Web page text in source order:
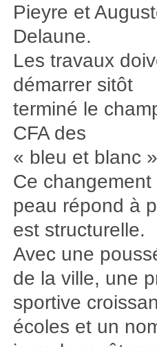
Pieyre et
Delaune.
Les travaux
démarrer sitôt
terminé le
CFA des
« bleu et blanc
Ce changement
peau répond à
est structurelle.
Avec une
de la ville, une
sportive
écoles et un